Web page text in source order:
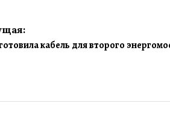
кабель для второго